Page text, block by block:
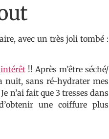
avec un très joli tombé :
!! Après m’être séché/
nuit, sans ré-hydrater mes
n’ai fait que 3 tresses dans
une coiffure plus